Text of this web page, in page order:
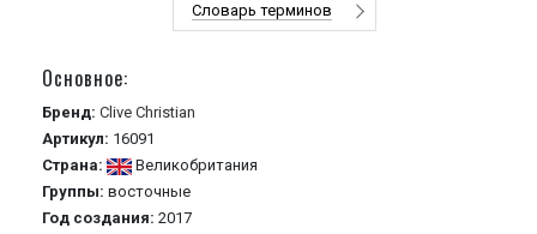
Словарь терминов
Основное:
Бренд: Clive Christian
Артикул: 16091
Страна:
Великобритания
Группы: восточные
Год создания: 2017